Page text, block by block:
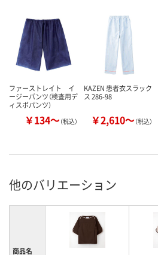
ファーストレイト イ
ージーパンツ（検査用デ
ィスポパンツ）
￥134～（税込）
KAZEN 患者衣スラック
ス 286-98
￥2,610～（税込）
他のバリエーション
商品名